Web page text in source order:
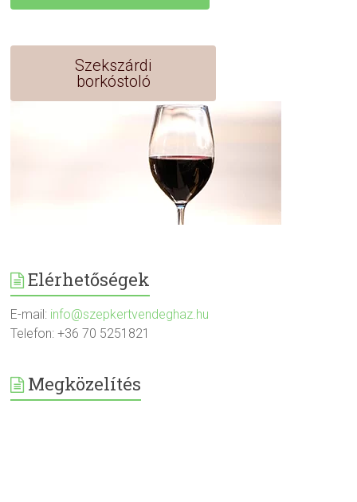
Szekszárdi
borkóstoló
Elérhetőségek
E-mail: info@szepkertvendeghaz.hu
Telefon: +36 70 5251821
Megközelítés